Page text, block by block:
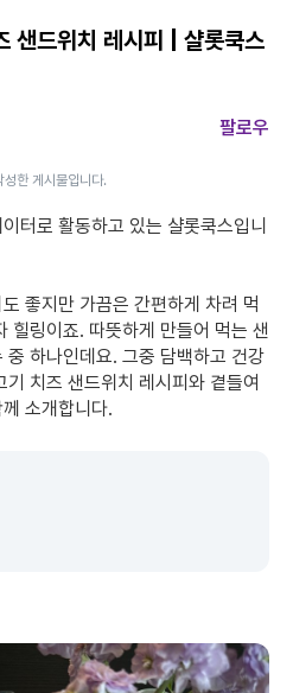
샌드위치 레시피 | 샬롯쿡스
팔로우
한 게시물입니다.
터로 활동하고 있는 샬롯쿡스입니
좋지만 가끔은 간편하게 차려 먹
힐링이죠. 따뜻하게 만들어 먹는 샌
하나인데요. 그중 담백하고 건강
치즈 샌드위치 레시피와 곁들여
소개합니다.